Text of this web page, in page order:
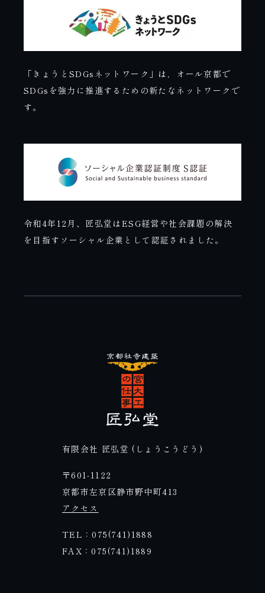
「きょうとSDGsネットワーク」は，オール京都で
SDGsを強力に推進するための新たなネットワークで
す。
令和4年12月、匠弘堂はESG経営や社会課題の解決
を目指すソーシャル企業として認証されました。
有限会社 匠弘堂 (しょうこうどう)
〒601-1122
京都市左京区静市野中町413
アクセス
TEL：075(741)1888
FAX：075(741)1889